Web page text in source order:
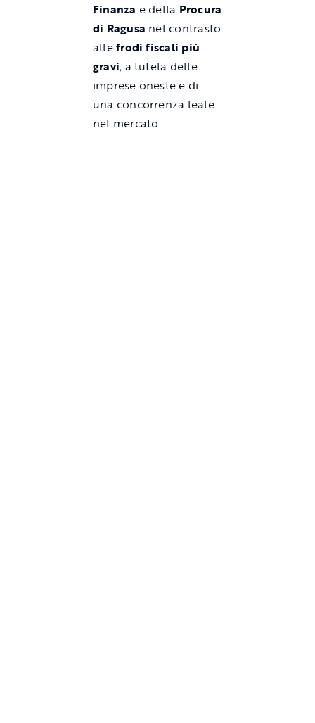
Finanza e della Procura
di Ragusa nel contrasto
allefrodi fiscali più
gravi, a tutela delle
imprese oneste e di
una concorrenza leale
nel mercato.